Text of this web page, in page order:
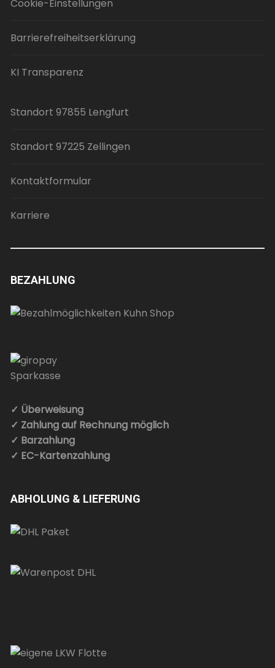
Cookie-Einstellungen
Barrierefreiheitserklärung
KI Transparenz
Standort 97855 Lengfurt
Standort 97225 Zellingen
Kontaktformular
Karriere
BEZAHLUNG
✓ Überweisung
✓ Zahlung auf Rechnung möglich
✓ Barzahlung
✓ EC-Kartenzahlung
ABHOLUNG & LIEFERUNG